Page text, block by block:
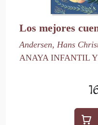
Los mejores
Andersen, Hans
ANAYA INFANTIL